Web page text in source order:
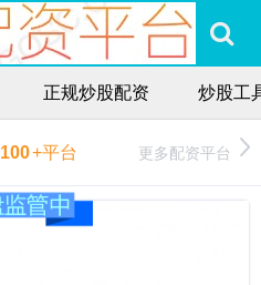
正规炒股配资 炒股工
100+平台 更多配资平台